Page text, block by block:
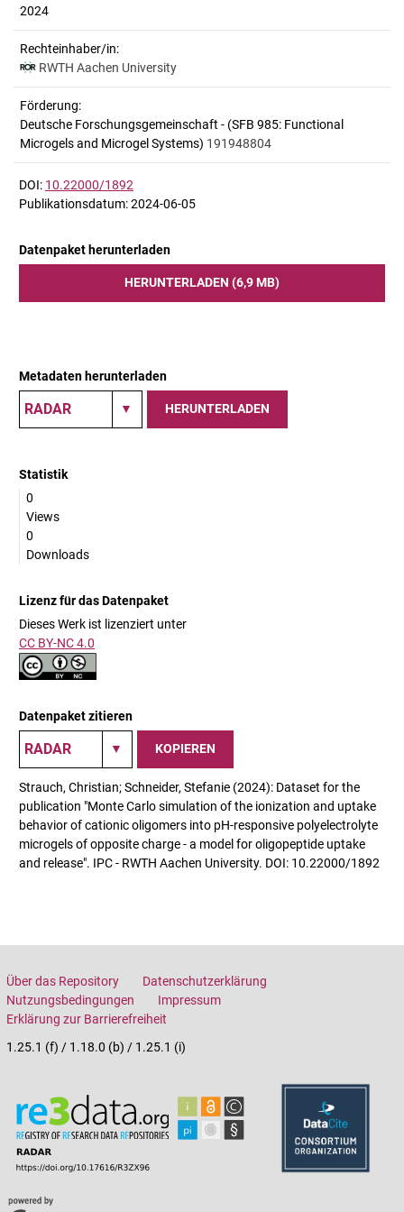
2024
Rechteinhaber/in:
RWTH Aachen University
Förderung:
Deutsche Forschungsgemeinschaft - (SFB 985: Functional
Microgels and Microgel Systems) 191948804
DOI: 10.22000/1892
Publikationsdatum: 2024-06-05
Datenpaket herunterladen
HERUNTERLADEN (6,9 MB)
Metadaten herunterladen
HERUNTERLADEN
Statistik
0
Views
0
Downloads
Lizenz für das Datenpaket
Dieses Werk ist lizenziert unter
CC BY-NC 4.0
Datenpaket zitieren
KOPIEREN
Strauch, Christian; Schneider, Stefanie (2024): Dataset for the
publication "Monte Carlo simulation of the ionization and uptake
behavior of cationic oligomers into pH-responsive polyelectrolyte
microgels of opposite charge - a model for oligopeptide uptake
and release". IPC - RWTH Aachen University. DOI: 10.22000/1892
Über das Repository
Datenschutzerklärung
Nutzungsbedingungen
Impressum
Erklärung zur Barrierefreiheit
1.25.1 (f) / 1.18.0 (b) / 1.25.1 (i)